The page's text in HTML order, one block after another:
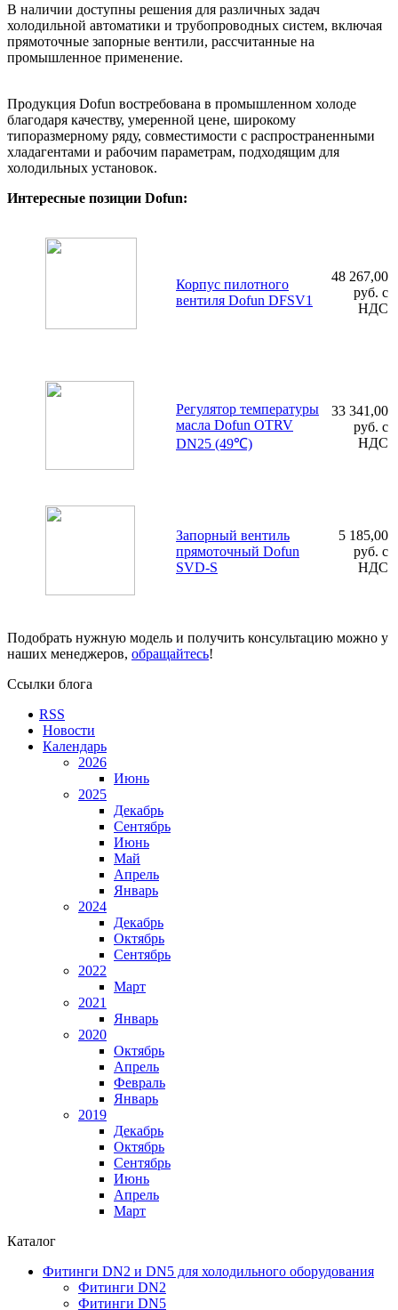
В наличии доступны решения для различных задач
холодильной автоматики и трубопроводных систем, включая
прямоточные запорные вентили, рассчитанные на
промышленное применение.
Продукция Dofun востребована в промышленном холоде
благодаря качеству, умеренной цене, широкому
типоразмерному ряду, совместимости с распространенными
хладагентами и рабочим параметрам, подходящим для
холодильных установок.
Интересные позиции Dofun:
Корпус пилотного
вентиля Dofun DFSV1
48 267,00
руб. с
НДС
Регулятор температуры
масла Dofun OTRV
DN25 (49℃)
33 341,00
руб. с
НДС
Запорный вентиль
прямоточный Dofun
SVD-S
5 185,00
руб. с
НДС
Подобрать нужную модель и получить консультацию можно у
наших менеджеров, обращайтесь!
Ссылки блога
RSS
Новости
Календарь
2026
Июнь
2025
Декабрь
Сентябрь
Июнь
Май
Апрель
Январь
2024
Декабрь
Октябрь
Сентябрь
2022
Март
2021
Январь
2020
Октябрь
Апрель
Февраль
Январь
2019
Декабрь
Октябрь
Сентябрь
Июнь
Апрель
Март
Каталог
Фитинги DN2 и DN5 для холодильного оборудования
Фитинги DN2
Фитинги DN5